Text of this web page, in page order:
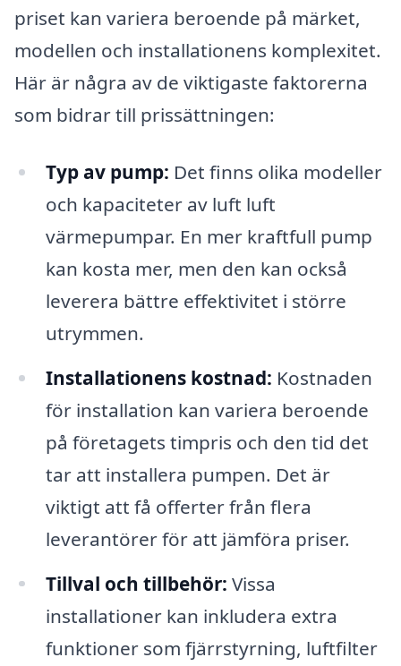
priset kan variera beroende på märket,
modellen och installationens komplexitet.
Här är några av de viktigaste faktorerna
som bidrar till prissättningen:
Typ av pump: Det finns olika modeller
och kapaciteter av luft luft
värmepumpar. En mer kraftfull pump
kan kosta mer, men den kan också
leverera bättre effektivitet i större
utrymmen.
Installationens kostnad: Kostnaden
för installation kan variera beroende
på företagets timpris och den tid det
tar att installera pumpen. Det är
viktigt att få offerter från flera
leverantörer för att jämföra priser.
Tillval och tillbehör: Vissa
installationer kan inkludera extra
funktioner som fjärrstyrning, luftfilter